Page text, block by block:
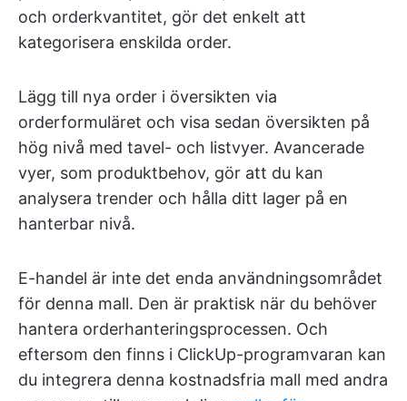
och orderkvantitet, gör det enkelt att
kategorisera enskilda order.
Lägg till nya order i översikten via
orderformuläret och visa sedan översikten på
hög nivå med tavel- och listvyer. Avancerade
vyer, som produktbehov, gör att du kan
analysera trender och hålla ditt lager på en
hanterbar nivå.
E-handel är inte det enda användningsområdet
för denna mall. Den är praktisk när du behöver
hantera orderhanteringsprocessen. Och
eftersom den finns i ClickUp-programvaran kan
du integrera denna kostnadsfria mall med andra